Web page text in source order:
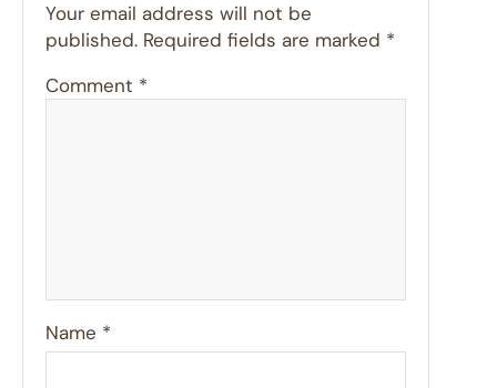
Your email address will not be
published. Required fields are marked *
Comment *
Name *